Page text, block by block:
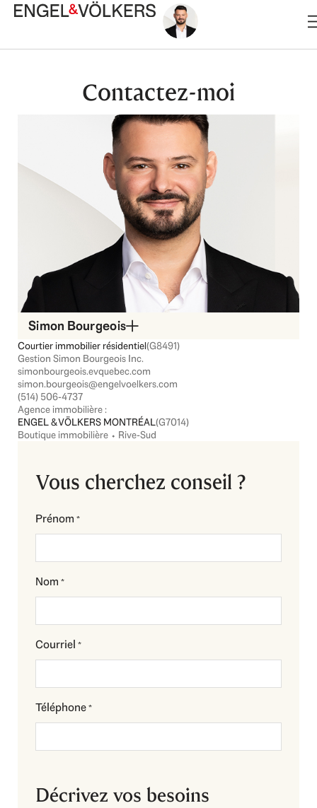
Aller
Contactez-moi
Simon Bourgeois
Courtier immobilier résidentiel(G8491)
Gestion Simon Bourgeois Inc.
simonbourgeois.evquebec.com
simon.bourgeois@engelvoelkers.com
(514) 506-4737
Agence immobilière :
ENGEL & VÖLKERS MONTRÉAL(G7014)
Boutique immobilière ⬩ Rive-Sud
Vous cherchez conseil ?
Prénom *
Nom *
Courriel *
Téléphone*
Décrivez vos besoins